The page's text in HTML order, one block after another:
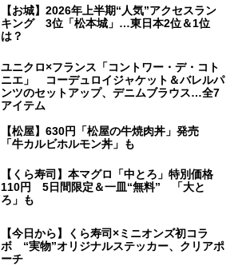
【お城】2026年上半期“人気”アクセスラン
キング 3位「松本城」…東日本2位＆1位
は？
ユニクロ×フランス「コントワー・デ・コト
ニエ」 コーデュロイジャケット＆バレルパ
ンツのセットアップ、デニムブラウス…全7
アイテム
【松屋】630円「松屋の牛焼肉丼」発売
「牛カルビホルモン丼」も
【くら寿司】本マグロ「中とろ」特別価格
110円 5日間限定＆一皿“無料” 「大と
ろ」も
【今日から】くら寿司×ミニオンズ初コラ
ボ “実物”オリジナルステッカー、クリアポ
ーチ